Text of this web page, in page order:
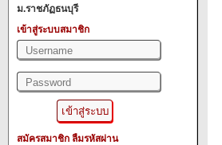
ม.ราชภัฏธนบุรี
เข้าสู่ระบบสมาชิก
สมัครสมาชิก ลืมรหัสผ่าน